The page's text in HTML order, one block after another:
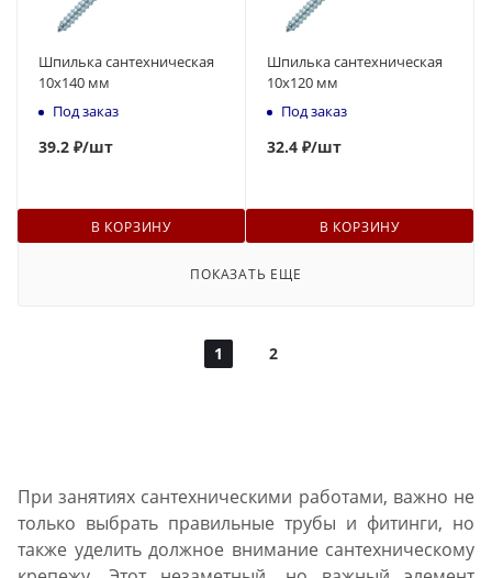
Шпилька сантехническая
10x140 мм
Под заказ
39.2 ₽/шт
В КОРЗИНУ
Шпилька сантехническая
10x120 мм
Под заказ
32.4 ₽/шт
В КОРЗИНУ
ПОКАЗАТЬ ЕЩЕ
1 2
При занятиях сантехническими работами, важно не
только выбрать правильные трубы и фитинги, но
также уделить должное внимание сантехническому